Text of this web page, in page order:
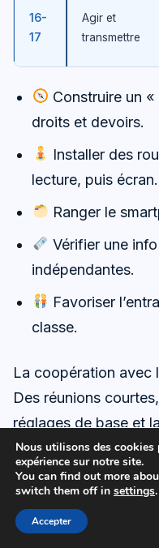
16-
17
Agir et
transmettre
Construire un
droits et devoirs.
Installer des
lecture, puis écran.
Ranger le
Vérifier une
indépendantes.
Favoriser
classe.
La coopération avec
Des réunions
réglages de base et
d’incident. Chacun
paramétrer, discuter,
message final tient
clarté, constance.
Nous utilisons des
expérience sur notre site.
You can find out more
switch them off in settings.
Accepter